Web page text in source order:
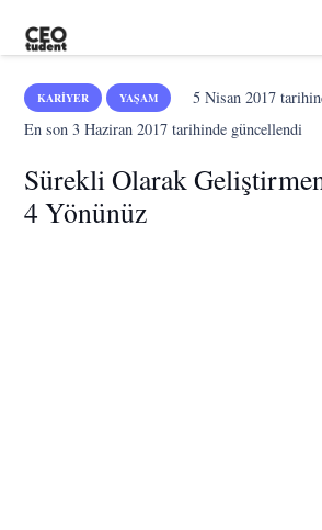
KARIYER YAŞAM 5 Nisan 2017
En son3 Haziran 2017 tarihinde güncellendi
Sürekli Olarak
4 Yönünüz